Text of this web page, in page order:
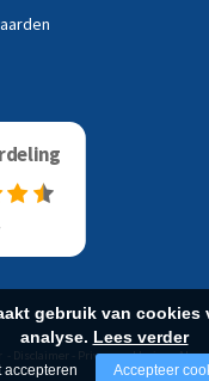
Privacyverklaring-
gebruik van
analyse. Lees verder
accepteren Accepteer